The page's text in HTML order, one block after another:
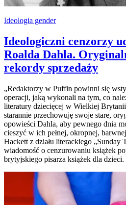
Ideologia gender
Ideologiczni cenzorzy
Roalda Dahla.
rekordy sprzedaży
„Redaktorzy w Puffin powinni się
operacji, jaką wykonali na tym, co
literatury dziecięcej w Wielkiej
starannie przechowuję swoje stare,
opowieści Dahla, aby pewnego dnia
cieszyć w ich pełnej, okropnej,
Hackett z działu literackiego „Sunday
wiadomość o cenzurowaniu książek
brytyjskiego pisarza książek dla dzieci.